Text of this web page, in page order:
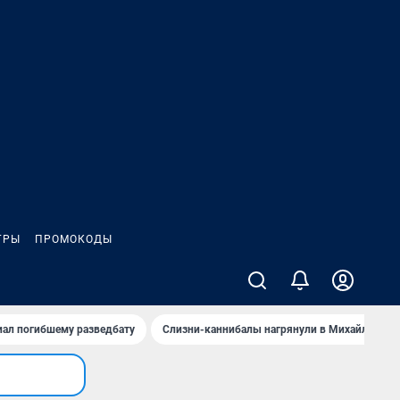
ПРОМОКОДЫ
погибшему разведбату Слизни-каннибалы нагрянули в Михайлов